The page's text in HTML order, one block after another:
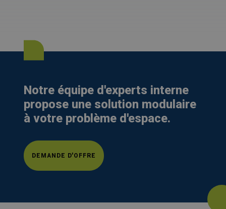
Notre équipe d'experts interne
propose une solution modulaire
à votre problème d'espace.
DEMANDE D'OFFRE